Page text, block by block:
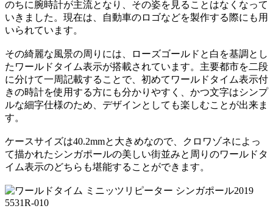
のちに腕時計が主流となり、その姿を見ることはなくなって
いきました。現在は、自動車のロゴなどを製作する際にも用
いられています。
その綺麗な風景の周りには、ローズゴールドと白を基調とし
たワールドタイム表示が搭載されています。主要都市を二段
に分けて一周記載することで、初めてワールドタイム表示付
きの時計を使用する方にも分かりやすく、かつ文字はシンプ
ルな細字仕様のため、デザインとしても楽しむことが出来ま
す。
ケースサイズは40.2mmと大きめなので、クロワゾネによっ
て描かれたシンガポールの美しい街並みと周りのワールドタ
イム表示のどちらも堪能することができます。